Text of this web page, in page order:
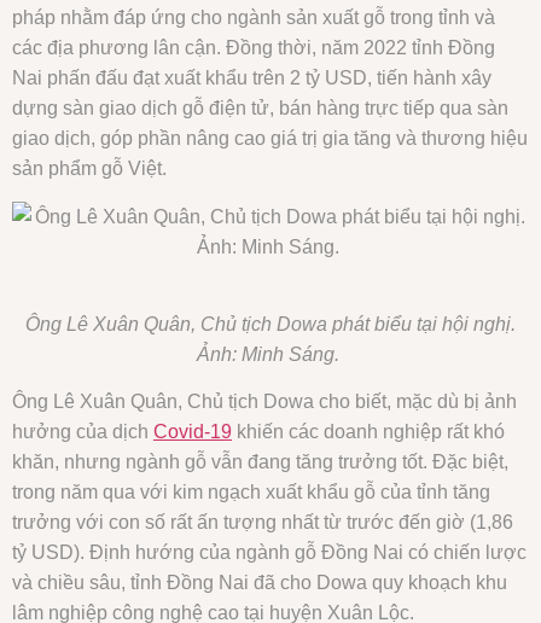
pháp nhằm đáp ứng cho ngành sản xuất gỗ trong tỉnh và
các địa phương lân cận. Đồng thời, năm 2022 tỉnh Đồng
Nai phấn đấu đạt xuất khẩu trên 2 tỷ USD, tiến hành xây
dựng sàn giao dịch gỗ điện tử, bán hàng trực tiếp qua sàn
giao dịch, góp phần nâng cao giá trị gia tăng và thương hiệu
sản phẩm gỗ Việt.
Ông Lê Xuân Quân, Chủ tịch Dowa phát biểu tại hội nghị.
Ảnh: Minh Sáng.
Ông Lê Xuân Quân, Chủ tịch Dowa cho biết, mặc dù bị ảnh
hưởng của dịch Covid-19 khiến các doanh nghiệp rất khó
khăn, nhưng ngành gỗ vẫn đang tăng trưởng tốt. Đặc biệt,
trong năm qua với kim ngạch xuất khẩu gỗ của tỉnh tăng
trưởng với con số rất ấn tượng nhất từ trước đến giờ (1,86
tỷ USD). Định hướng của ngành gỗ Đồng Nai có chiến lược
và chiều sâu, tỉnh Đồng Nai đã cho Dowa quy khoạch khu
lâm nghiệp công nghệ cao tại huyện Xuân Lộc.